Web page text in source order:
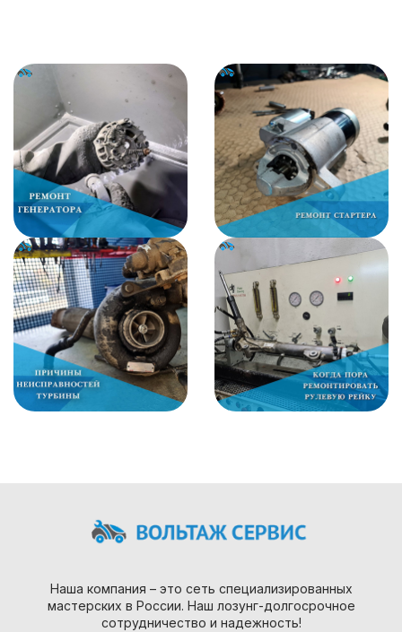
Наша компания – это сеть специализированных
мастерских в России. Наш лозунг-долгосрочное
сотрудничество и надежность!